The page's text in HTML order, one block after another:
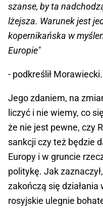
szanse, by ta
lżejsza. Warunek jest
kopernikańska w
Europie"
- podkreślił Morawiecki.
Jego zdaniem, na
liczyć i nie wiemy, co
że nie jest pewne, czy
sankcji czy też będzie
Europy i w gruncie
politykę. Jak
zakończą się
rosyjskie ulegnie